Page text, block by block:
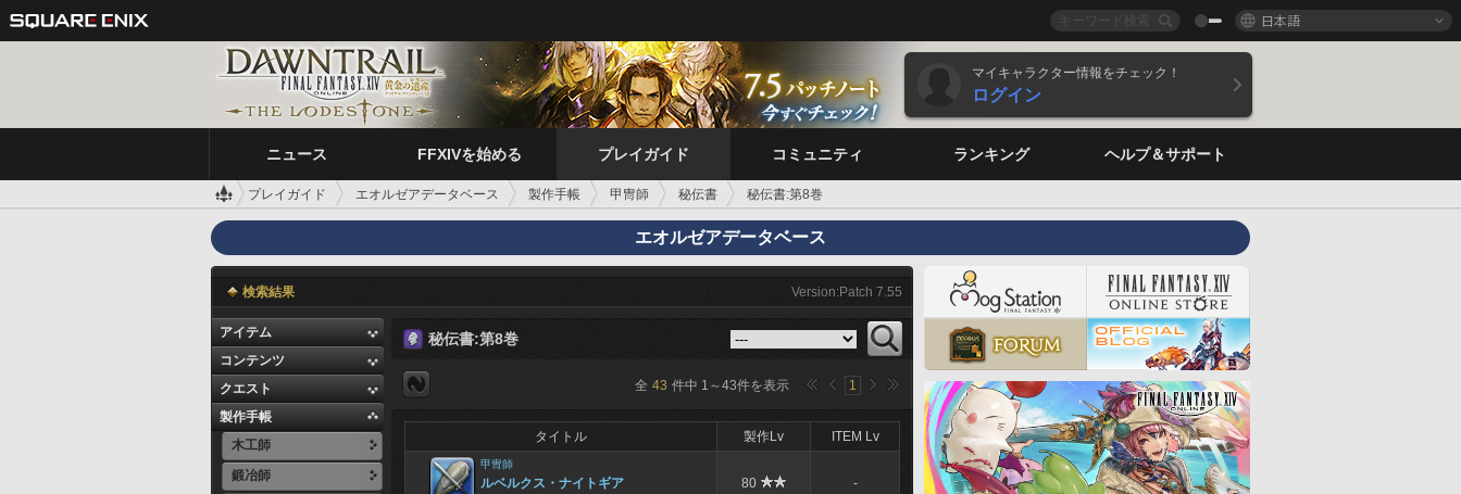
日本語
マイキャラクター情報をチェック！
ログイン
ニュース FFXIVを始める プレイガイド コミュニティ ランキング ヘルプ＆サポート
プレイガイド エオルゼアデータベース 製作手帳 甲冑師 秘伝書 秘伝書:第8巻
エオルゼアデータベース
検索結果 Version:Patch 7.55
アイテム
コンテンツ
クエスト
製作手帳
木工師
鍛冶師
秘伝書:第8巻
全 43 件中 1 ～43件を表示 1
タイトル 製作Lv ITEM Lv
甲冑師
ルベルクス・ナイトギア 80 -